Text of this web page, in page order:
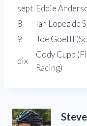
sept Eddie
8
Ian Lopez de
9
Joe Goettl
dix
Cody Cupp
Racing)